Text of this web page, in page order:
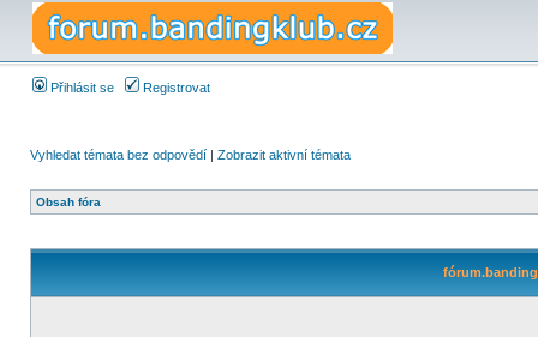
Přihlásit se Registrovat
Vyhledat témata bez odpovědí | Zobrazit aktivní témata
Obsah fóra